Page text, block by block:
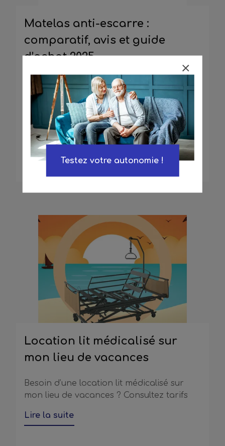
Matelas anti-escarre :
comparatif, avis et guide
d’achat 2025
Comparez les matelas anti -escarre, lisez
notre guide et trouvez le modèle adapté à
vos besoins en 2025
Lire la suite
20 Août 2025
Location lit médicalisé sur
mon lieu de vacances
Besoin d’une location lit médicalisé sur
mon lieu de vacances ? Consultez tarifs
Lire la suite
Testez votre autonomie !